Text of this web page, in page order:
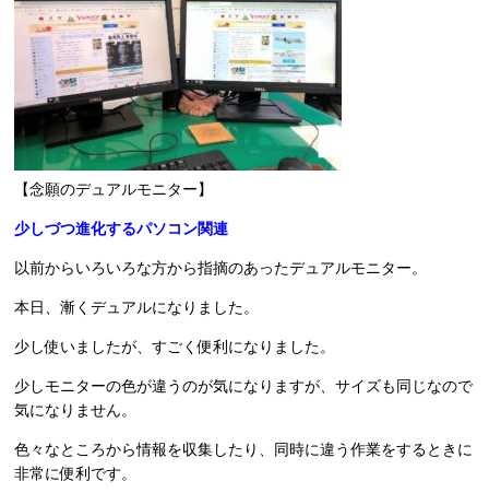
【念願のデュアルモニター】
少しづつ進化するパソコン関連
以前からいろいろな方から指摘のあったデュアルモニター。
本日、漸くデュアルになりました。
少し使いましたが、すごく便利になりました。
少しモニターの色が違うのが気になりますが、サイズも同じなので
気になりません。
色々なところから情報を収集したり、同時に違う作業をするときに
非常に便利です。